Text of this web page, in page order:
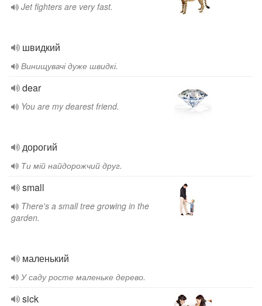
Jet fighters are very fast.
швидкий
Винищувачі дуже швидкі.
dear
You are my dearest friend.
дорогий
Ти мій найдорожчий друг.
small
There's a small tree growing in the
garden.
маленький
У саду росте маленьке дерево.
sick